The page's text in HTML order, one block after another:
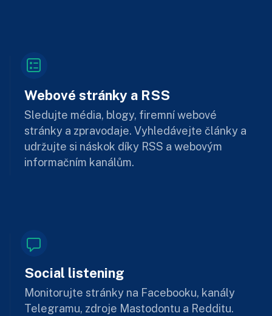
Webové stránky a RSS
Sledujte média, blogy, firemní webové
stránky a zpravodaje. Vyhledávejte články a
udržujte si náskok díky RSS a webovým
informačním kanálům.
Social listening
Monitorujte stránky na Facebooku, kanály
Telegramu, zdroje Mastodontu a Redditu.